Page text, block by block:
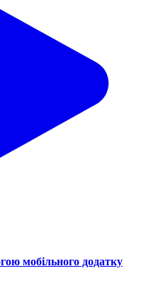
мобільного додатку